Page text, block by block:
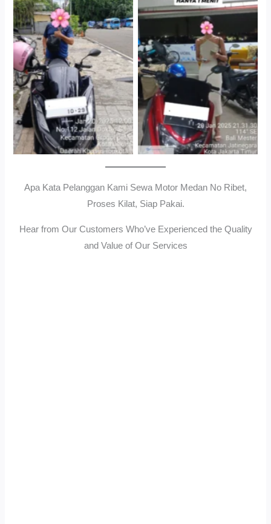
Antar Jemput Kendaraan
Cityplaza Jatinegara
Gedung Parkir P6ASewa
Motor Medan Sunggal No
Ribet, Proses Kilat, Siap
Pakai.
Apa Kata Pelanggan Kami Sewa Motor Medan No Ribet,
Proses Kilat, Siap Pakai.
Hear from Our Customers Who’ve Experienced the Quality
and Value of Our Services